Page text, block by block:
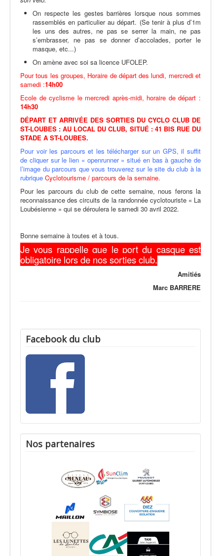
On respecte les gestes barrières lorsque nous sommes
rassemblés en particulier au départ. (Se tenir à plus d’1m
les uns des autres, ne pas se serrer la main, ne pas
s’embrasser, ne pas se donner d’accolades, porter le
masque, etc...)
On amène avec soi sa licence UFOLEP.
Pour tous les groupes, Horaire de départ des lundi, mercredi et
samedi :14h00
Ecole de cyclisme le mercredi après-midi, horaire de départ :
14h30
DÉPART ET ARRIVÉE DES SORTIES DU CYCLO CLUB DE
ST-LOUBES : AU LOCAL DU CLUB, SITUÉ : 41 BIS RUE DU
STADE A ST-LOUBES.
Pour voir les parcours et les télécharger sur un GPS, il suffit
de cliquer sur le lien « openrunner » situé en bas à gauche de
l’image du parcours que vous trouverez sur le site du club à la
rubrique Cyclotourisme / parcours de la semaine.
Pour les parcours du club de cette semaine, nous ferons la
reconnaissance des circuits de la randonnée cyclotouriste « La
Loubésienne » qui se déroulera le samedi 30 avril 2022.
Bonne semaine à toutes et à tous.
Je vous rappelle que le port du casque est
obligatoire lors de nos sorties club.
Amitiés
Marc BARRERE
Facebook du club
Nos partenaires